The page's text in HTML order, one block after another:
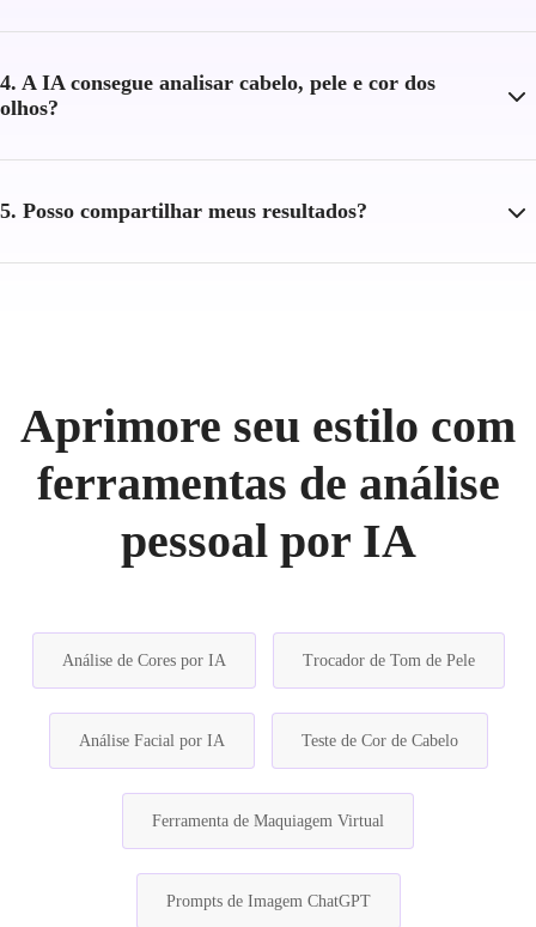
4. A IA consegue analisar cabelo, pele e cor dos
olhos?
5. Posso compartilhar meus resultados?
Aprimore seu estilo com
ferramentas de análise
pessoal por IA
Análise de Cores por IA Trocador de Tom de Pele
Análise Facial por IA Teste de Cor de Cabelo
Ferramenta de Maquiagem Virtual
Prompts de Imagem ChatGPT